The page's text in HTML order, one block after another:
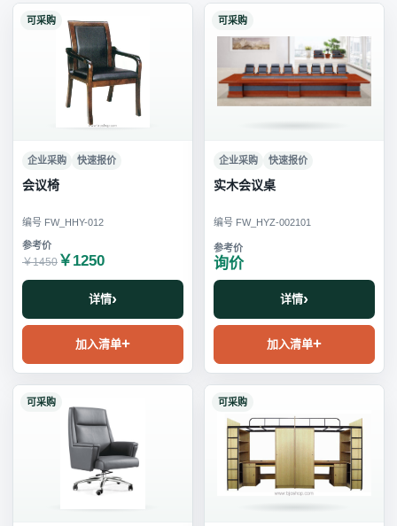
可采购
企业采购 快速报价
会议椅
编号 FW_HHY-012
￥1450 ￥1250
详情
加入清单
可采购
企业采购 快速报价
实木会议桌
编号 FW_HYZ-002101
询价
详情
加入清单
可采购 可采购